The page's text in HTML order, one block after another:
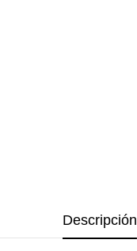
Descripción